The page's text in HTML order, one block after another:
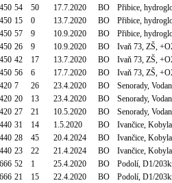
54 50 17.7.2020 BO
Přibice,
15 0 13.7.2020 BO
Přibice,
57 9 10.9.2020 BO
Přibice,
26 9 10.9.2020 BO
Ivaň 73, ZŠ,
42 17 13.7.2020 BO
Ivaň 73, ZŠ,
56 6 17.7.2020 BO
Ivaň 73, ZŠ,
7 26 23.4.2020 BO
Senorady,
20 13 23.4.2020 BO
Senorady,
27 21 10.5.2020 BO
Senorady,
31 14 1.5.2020 BO
Ivančice,
28 45 20.4.2024 BO
Ivančice,
23 22 21.4.2024 BO
Ivančice,
52 1 25.4.2020 BO
Podolí, D1/
21 15 22.4.2020 BO
Podolí, D1/